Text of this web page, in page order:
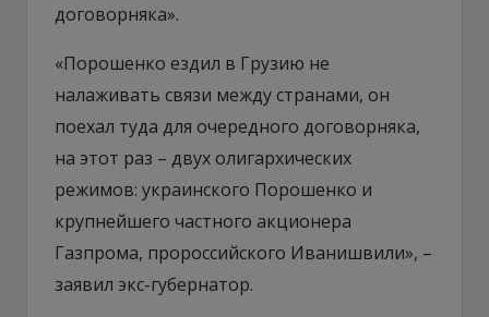
договорняка».
«Порошенко ездил в Грузию не
налаживать связи между странами, он
поехал туда для очередного договорняка,
на этот раз – двух олигархических
режимов: украинского Порошенко и
крупнейшего частного акционера
Газпрома, пророссийского Иванишвили», –
заявил экс-губернатор.